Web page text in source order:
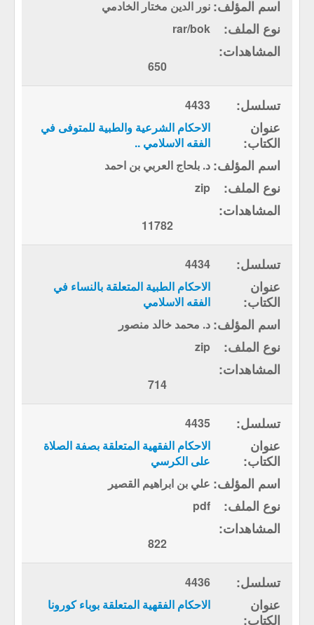
نور الدين مختار الخادمي
rar/bok
650
4433
الاحكام الشرعية والطبية للمتوفى في
الفقه الاسلامي ..
د. بلحاج العربي بن احمد
zip
11782
4434
الاحكام الطبية المتعلقة بالنساء في
الفقه الاسلامي
د. محمد خالد منصور
zip
714
4435
الاحكام الفقهية المتعلقة بصفة الصلاة
على الكرسي
علي بن ابراهيم القصير
pdf
822
4436
الاحكام الفقهية المتعلقة بوباء كورونا